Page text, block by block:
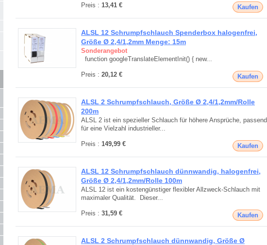
Kaufen
Preis : 13,41 €
ALSL 12 Schrumpfschlauch Spenderbox halogenfrei,
Größe Ø 2,4/1,2mm Menge: 15m
Sonderangebot
function googleTranslateElementInit() { new...
Kaufen
Preis : 20,12 €
ALSL 2 Schrumpfschlauch, Größe Ø 2,4/1,2mm/Rolle
200m
ALSL 2 ist ein spezieller Schlauch für höhere Ansprüche, passend
für eine Vielzahl industrieller...
Kaufen
Preis : 149,99 €
ALSL 12 Schrumpfschlauch dünnwandig, halogenfrei,
Größe Ø 2,4/1,2mm/Rolle 100m
ALSL 12 ist ein kostengünstiger flexibler Allzweck-Schlauch mit
maximaler Qualität. Dieser...
Kaufen
Preis : 31,59 €
ALSL 2 Schrumpfschlauch dünnwandig, Größe Ø